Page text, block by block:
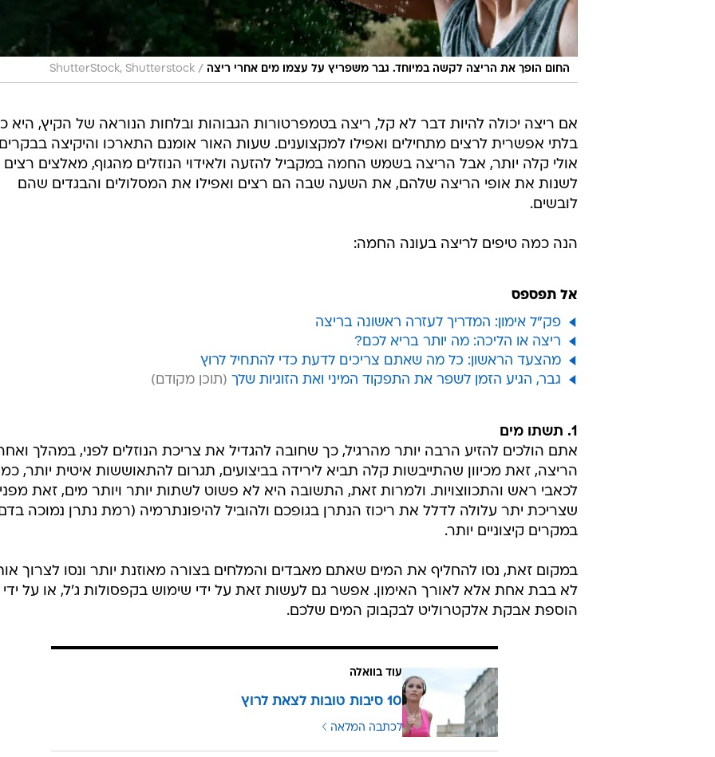
החום הופך את הריצה לקשה במיוחד. גבר משפריץ על עצמו מים אחרי ריצה /
ShutterStock, Shutterstock
אם ריצה יכולה להיות דבר לא קל, ריצה בטמפרטורות הגבוהות ובלחות הנוראה של הקיץ, היא
בלתי אפשרית לרצים מתחילים ואפילו למקצוענים. שעות האור אומנם התארכו והיקיצה
אולי קלה יותר, אבל הריצה בשמש החמה במקביל להזעה ולאידוי הנוזלים מהגוף, מאלצים רצים
לשנות את אופי הריצה שלהם, את השעה שבה הם רצים ואפילו את המסלולים והבגדים שהם
לובשים.
הנה כמה טיפים לריצה בעונה החמה:
אל תפספס
פק"ל אימון: המדריך לעזרה ראשונה בריצה
ריצה או הליכה: מה יותר בריא לכם?
מהצעד הראשון: כל מה שאתם צריכים לדעת כדי להתחיל לרוץ
גבר, הגיע הזמן לשפר את התפקוד המיני ואת הזוגיות שלך
1. תשתו מים
אתם הולכים להזיע הרבה יותר מהרגיל, כך שחובה להגדיל את צריכת הנוזלים לפני, במהלך
הריצה, זאת מכיוון שהתייבשות קלה תביא לירידה בביצועים, תגרום להתאוששות איטית יותר,
לכאבי ראש והתכווצויות. ולמרות זאת, התשובה היא לא פשוט לשתות יותר ויותר מים, זאת מפני
שצריכת יתר עלולה לדלל את ריכוז הנתרן בגופכם ולהוביל להיפונתרמיה (רמת נתרן נמוכה
במקרים קיצוניים יותר.
במקום זאת, נסו להחליף את המים שאתם מאבדים והמלחים בצורה מאוזנת יותר ונסו לצרוך
לא בבת אחת אלא לאורך האימון. אפשר גם לעשות זאת על ידי שימוש בקפסולות ג'ל, או על ידי
הוספת אבקת אלקטרוליט לבקבוק המים שלכם.
עוד בוואלה
10 סיבות טובות לצאת לרוץ
לכתבה המלאה